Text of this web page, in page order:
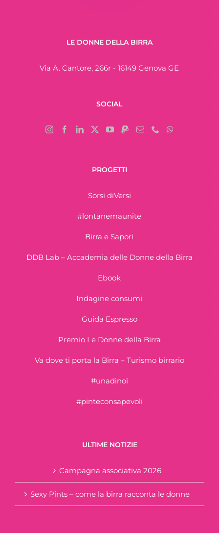
LE DONNE DELLA BIRRA
Via A. Cantore, 266r - 16149 Genova GE
SOCIAL
PROGETTI
Sorsi diVersi
#lontanemaunite
Birra e Sapori
DDB Lab – Accademia delle Donne della Birra
Ebook
Indagine consumi
Guida Espresso
Premio Le Donne della Birra
Va dove ti porta la Birra – Turismo birrario
#unadinoi
#pinteconsapevoli
ULTIME NOTIZIE
Campagna associativa 2026
Sexy Pints – come la birra racconta le donne